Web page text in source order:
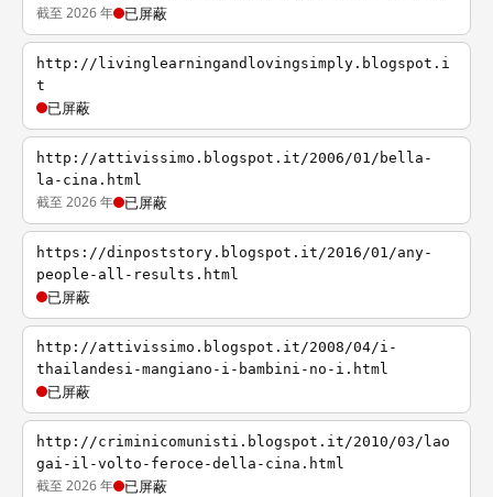
截至 2026 年 已屏蔽
http://livinglearningandlovingsimply.blogspot.i
t
已屏蔽
http://attivissimo.blogspot.it/2006/01/bella-
la-cina.html
截至 2026 年 已屏蔽
https://dinpoststory.blogspot.it/2016/01/any-
people-all-results.html
已屏蔽
http://attivissimo.blogspot.it/2008/04/i-
thailandesi-mangiano-i-bambini-no-i.html
已屏蔽
http://criminicomunisti.blogspot.it/2010/03/lao
gai-il-volto-feroce-della-cina.html
截至 2026 年 已屏蔽